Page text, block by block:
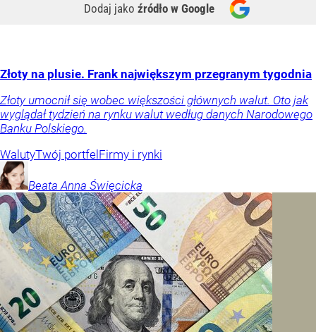
Dodaj jako źródło w Google
Złoty na plusie. Frank największym przegranym tygodnia
Złoty umocnił się wobec większości głównych walut. Oto jak
wyglądał tydzień na rynku walut według danych Narodowego
Banku Polskiego.
WalutyTwój portfelFirmy i rynki
Beata Anna Święcicka